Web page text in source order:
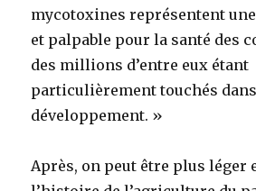
mycotoxines représentent
et palpable pour la santé des
des millions d’entre eux étant
particulièrement touchés
développement. »
Après, on peut être plus léger